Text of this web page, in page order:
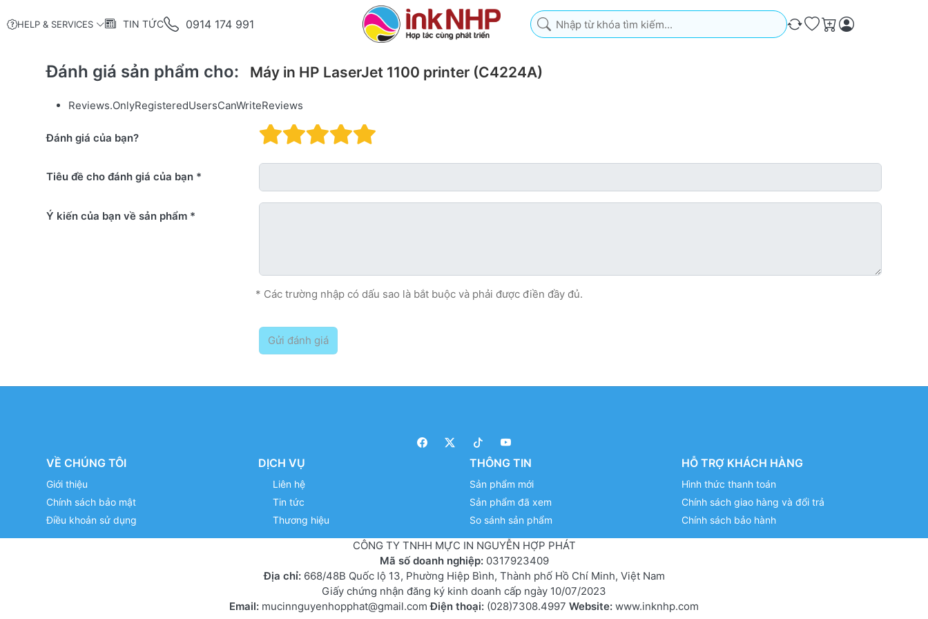
HELP & SERVICES TIN TỨC 0914 174 991
Nhập từ khóa tìm kiếm. Kết quả sẽ tự động xuất hiện khi bạn nhập. Nhấn phím
So sánh
Ưa thích
Giỏ hàng
Đánh giá sản phẩm cho: Máy in HP LaserJet 1100 printer (C4224A)
Reviews.OnlyRegisteredUsersCanWriteReviews
Đánh giá của bạn? Đánh giá: 5 trên 5 sao. Xuất sắc
Đánh giá: 4 trên 5 sao.
Đánh giá: 3 trên 5 sao.
Đánh giá: 2 trên 5 sao.
Đánh giá: 1 trên 5 sao. Xấu
Tiêu đề cho đánh giá của bạn
Ý kiến ​​của bạn về sản phẩm
* Các trường nhập có dấu sao là bắt buộc và phải được điền đầy đủ.
Gửi đánh giá
VỀ CHÚNG TÔI
Giới thiệu
Chính sách bảo mật
Điều khoản sử dụng
DỊCH VỤ
Liên hệ
Tin tức
Thương hiệu
THÔNG TIN
Sản phẩm mới
Sản phẩm đã xem
So sánh sản phẩm
HỖ TRỢ KHÁCH HÀNG
Hình thức thanh toán
Chính sách giao hàng và đổi trả
Chính sách bảo hành
CÔNG TY TNHH MỰC IN NGUYỄN HỢP PHÁT
Mã số doanh nghiệp: 0317923409
Địa chỉ:668/48B Quốc lộ 13, Phường Hiệp Bình, Thành phố Hồ Chí Minh, Việt Nam
Giấy chứng nhận đăng ký kinh doanh cấp ngày 10/07/2023
Email: mucinnguyenhopphat@gmail.comĐiện thoại: (028)7308.4997 Website: www.inknhp.com